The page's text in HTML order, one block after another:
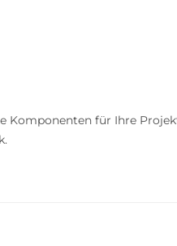
Komponenten für Ihre